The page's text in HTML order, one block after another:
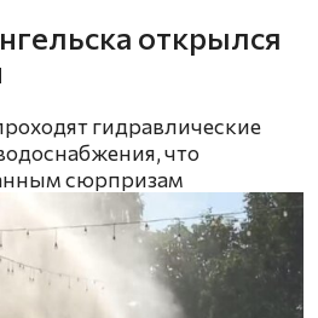
открылся
гидравлические
что
сюрпризам